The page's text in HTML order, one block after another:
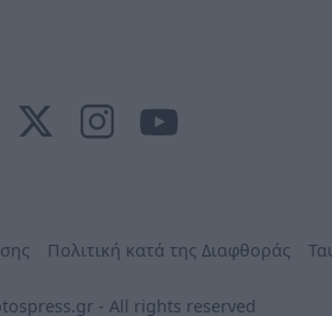
Πολιτική κατά της Διαφθοράς
- All rights reserved